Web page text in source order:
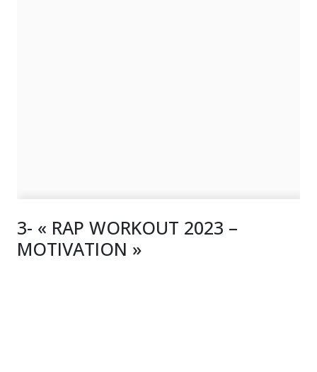
3- « RAP WORKOUT 2023 –
MOTIVATION »